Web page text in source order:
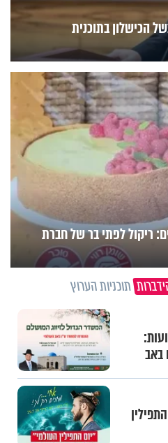
הכישלון בתוכנית
ריקול לפתי בר של חברת
תוכניות הערוץ
חוסר